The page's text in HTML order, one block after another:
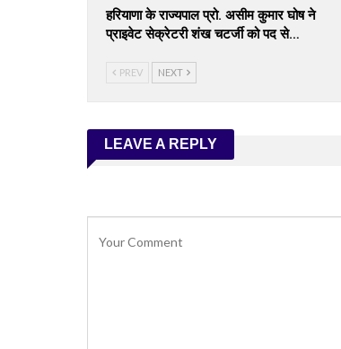
हरियाणा के राज्यपाल प्रो. असीम कुमार घोष ने
प्राइवेट सेक्रेटरी शंख चटर्जी को पद से…
PREV NEXT
LEAVE A REPLY